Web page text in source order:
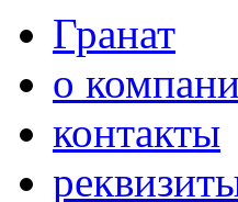
Гранат
о
контакты